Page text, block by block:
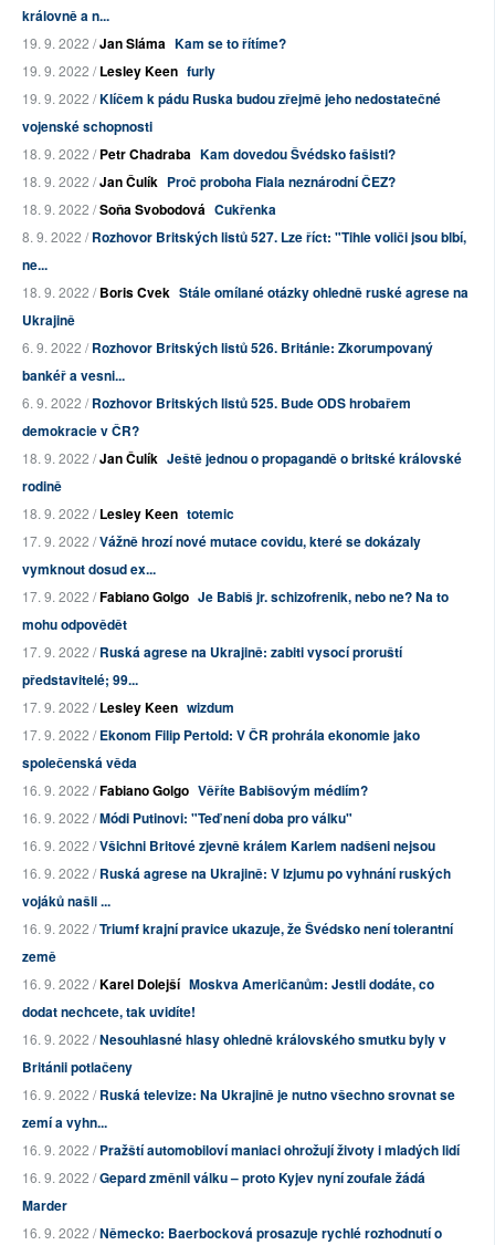
královně a n...
19. 9. 2022 /Jan Sláma Kam se to řítíme?
19. 9. 2022 /Lesley Keen furly
19. 9. 2022 /Klíčem k pádu Ruska budou zřejmě jeho nedostatečné
vojenské schopnosti
18. 9. 2022 /Petr Chadraba Kam dovedou Švédsko fašisti?
18. 9. 2022 /Jan Čulík Proč proboha Fiala neznárodní ČEZ?
18. 9. 2022 /Soňa Svobodová Cukřenka
8. 9. 2022 /Rozhovor Britských listů 527. Lze říct: "Tihle voliči jsou blbí,
ne...
18. 9. 2022 /Boris Cvek Stále omílané otázky ohledně ruské agrese na
Ukrajině
6. 9. 2022 /Rozhovor Britských listů 526. Británie: Zkorumpovaný
bankéř a vesni...
6. 9. 2022 /Rozhovor Britských listů 525. Bude ODS hrobařem
demokracie v ČR?
18. 9. 2022 /Jan Čulík Ještě jednou o propagandě o britské královské
rodině
18. 9. 2022 /Lesley Keen totemic
17. 9. 2022 /Vážně hrozí nové mutace covidu, které se dokázaly
vymknout dosud ex...
17. 9. 2022 /Fabiano Golgo Je Babiš jr. schizofrenik, nebo ne? Na to
mohu odpovědět
17. 9. 2022 /Ruská agrese na Ukrajině: zabiti vysocí proruští
představitelé; 99...
17. 9. 2022 /Lesley Keen wizdum
17. 9. 2022 /Ekonom Filip Pertold: V ČR prohrála ekonomie jako
společenská věda
16. 9. 2022 /Fabiano Golgo Věříte Babišovým médiím?
16. 9. 2022 /Módi Putinovi: "Teď není doba pro válku"
16. 9. 2022 /Všichni Britové zjevně králem Karlem nadšeni nejsou
16. 9. 2022 /Ruská agrese na Ukrajině: V Izjumu po vyhnání ruských
vojáků našli ...
16. 9. 2022 /Triumf krajní pravice ukazuje, že Švédsko není tolerantní
země
16. 9. 2022 /Karel Dolejší Moskva Američanům: Jestli dodáte, co
dodat nechcete, tak uvidíte!
16. 9. 2022 /Nesouhlasné hlasy ohledně královského smutku byly v
Británii potlačeny
16. 9. 2022 /Ruská televize: Na Ukrajině je nutno všechno srovnat se
zemí a vyhn...
16. 9. 2022 /Pražští automobiloví maniaci ohrožují životy i mladých lidí
16. 9. 2022 /Gepard změnil válku – proto Kyjev nyní zoufale žádá
Marder
16. 9. 2022 /Německo: Baerbocková prosazuje rychlé rozhodnutí o